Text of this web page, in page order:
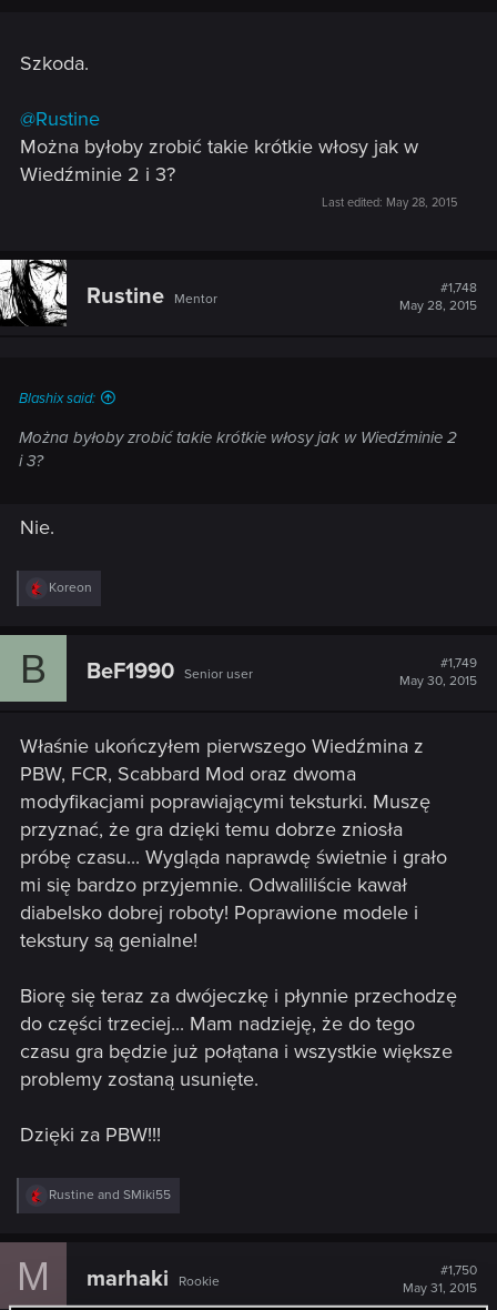
Szkoda.
@Rustine
Można byłoby zrobić takie krótkie włosy jak w
Wiedźminie 2 i 3?
Last edited: May 28, 2015
Rustine Mentor
#1,748
May 28, 2015
Blashix said:
Można byłoby zrobić takie krótkie włosy jak w Wiedźminie 2
i 3?
Nie.
R
e
c
:
Koreon
B BeF1990 Senior user
#1,749
May 30, 2015
Właśnie ukończyłem pierwszego Wiedźmina z
PBW, FCR, Scabbard Mod oraz dwoma
modyfikacjami poprawiającymi teksturki. Muszę
przyznać, że gra dzięki temu dobrze zniosła
próbę czasu... Wygląda naprawdę świetnie i grało
mi się bardzo przyjemnie. Odwaliliście kawał
diabelsko dobrej roboty! Poprawione modele i
tekstury są genialne!
Biorę się teraz za dwójeczkę i płynnie przechodzę
do części trzeciej... Mam nadzieję, że do tego
czasu gra będzie już połątana i wszystkie większe
problemy zostaną usunięte.
Dzięki za PBW!!!
R
e
c
o
Rustine and SMiki55
M marhaki Rookie
#1,750
May 31, 2015